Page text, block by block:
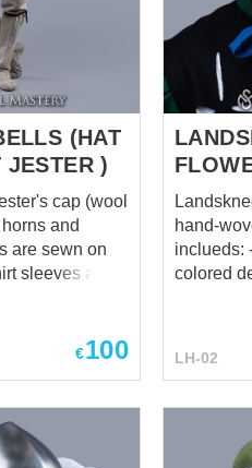
des
keine; Zweifarbiges Design –
nein; Länge – 57 cm. Der
des 15.
(HAT
JESTER )
cap (wool
and
are sewn on
sleeves and
full jester
€100
hand-woven
inclueds: - wool fabric - 2
colored design -
LH-02